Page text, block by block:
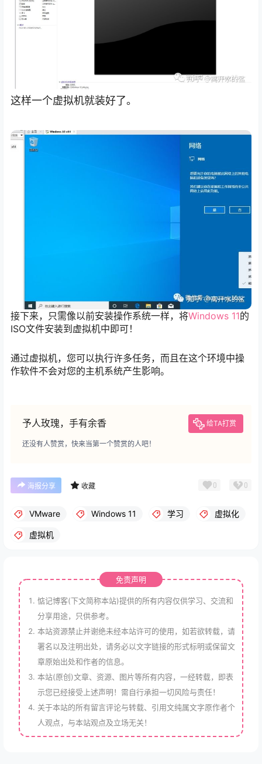
这样一个虚拟机就装好了。
接下来，只需像以前安装操作系统一样，将Windows 11的
ISO文件安装到虚拟机中即可！
通过虚拟机，您可以执行许多任务，而且在这个环境中操
作软件不会对您的主机系统产生影响。
予人玫瑰，手有余香 给TA打赏
还没有人赞赏，快来当第一个赞赏的人吧！
海报分享 收藏 0 0
VMware Windows 11 学习 虚拟化
虚拟机
免责声明
惦记博客(下文简称本站)提供的所有内容仅供学习、交流和
分享用途，只供参考。
本站资源禁止并谢绝未经本站许可的使用，如若欲转载，请
署名以及注明出处，请务必以文字链接的形式标明或保留文
章原始出处和作者的信息。
本站(原创)文章、资源、图片等所有内容，一经转载，即表
示您已经接受上述声明！需自行承担一切风险与责任！
关于本站的所有留言评论与转载、引用文纯属文字原作者个
人观点，与本站观点及立场无关！